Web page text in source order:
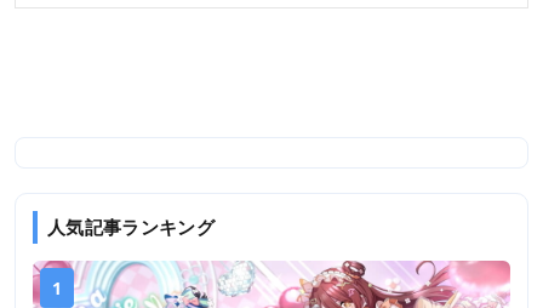
人気記事ランキング
1